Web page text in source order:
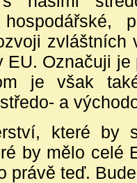
zvláštních
EU. Označuji
je však
a
které by
by mělo celé
právě teď.